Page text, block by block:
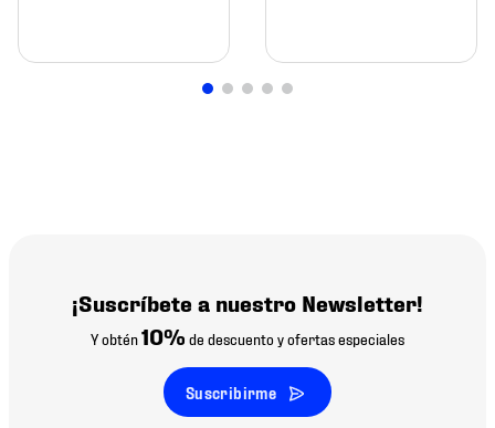
¡Suscríbete a nuestro Newsletter!
Y obtén10% de descuento y ofertas especiales
Suscribirme